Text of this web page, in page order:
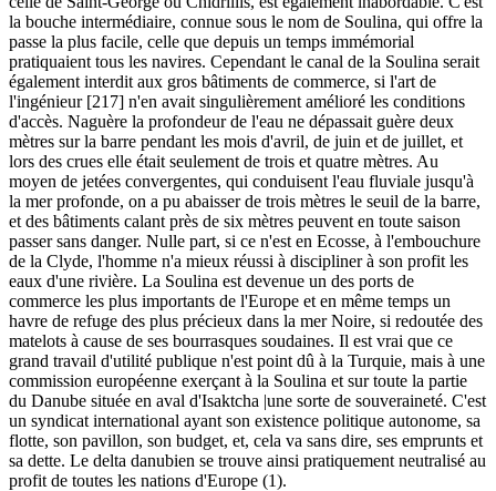
la bouche intermédiaire, connue sous le nom de Soulina, qui offre la
passe la plus facile, celle que depuis un temps immémorial
pratiquaient tous les navires. Cependant le canal de la Soulina serait
également interdit aux gros bâtiments de commerce, si l'art de
l'ingénieur [217] n'en avait singulièrement amélioré les conditions
d'accès. Naguère la profondeur de l'eau ne dépassait guère deux
mètres sur la barre pendant les mois d'avril, de juin et de juillet, et
lors des crues elle était seulement de trois et quatre mètres. Au
moyen de jetées convergentes, qui conduisent l'eau fluviale jusqu'à
la mer profonde, on a pu abaisser de trois mètres le seuil de la barre,
et des bâtiments calant près de six mètres peuvent en toute saison
passer sans danger. Nulle part, si ce n'est en Ecosse, à l'embouchure
de la Clyde, l'homme n'a mieux réussi à discipliner à son profit les
eaux d'une rivière. La Soulina est devenue un des ports de
commerce les plus importants de l'Europe et en même temps un
havre de refuge des plus précieux dans la mer Noire, si redoutée des
matelots à cause de ses bourrasques soudaines. Il est vrai que ce
grand travail d'utilité publique n'est point dû à la Turquie, mais à une
commission européenne exerçant à la Soulina et sur toute la partie
du Danube située en aval d'Isaktcha |une sorte de souveraineté. C'est
un syndicat international ayant son existence politique autonome, sa
flotte, son pavillon, son budget, et, cela va sans dire, ses emprunts et
sa dette. Le delta danubien se trouve ainsi pratiquement neutralisé au
profit de toutes les nations d'Europe (1).